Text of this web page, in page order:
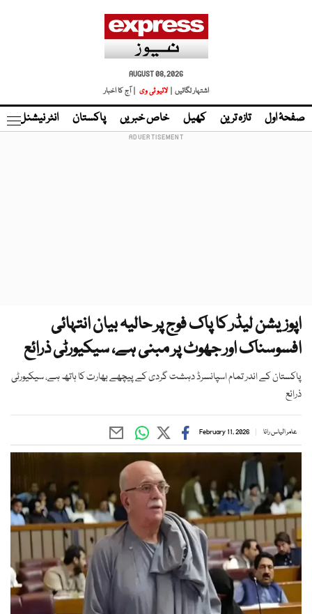
AUGUST 08, 2026
اشتہار لگائیں |
لائیو ٹی وی | آج کا اخبار
صفحۂ اول تازہ ترین کھیل خاص خبریں پاکستان انٹر نیشنل
اپوزیشن لیڈر کا پاک فوج پر حالیہ بیان انتہائی
افسوسناک اور جھوٹ پر مبنی ہے، سیکیورٹی ذرائع
پاکستان کے اندر تمام اسپانسرڈ دہشت گردی کے پیچھے بھارت کا ہاتھ ہے، سیکیورٹی
ذرائع
عامر الیاس رانا February 11, 2026